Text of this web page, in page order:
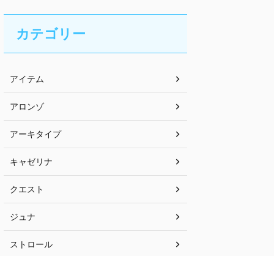
カテゴリー
アイテム
アロンゾ
アーキタイプ
キャゼリナ
クエスト
ジュナ
ストロール